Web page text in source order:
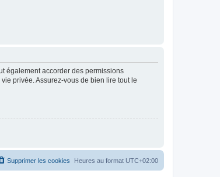
également accorder des permissions
privée. Assurez-vous de bien lire tout le
Heures au format UTC+02:00
Supprimer les cookies